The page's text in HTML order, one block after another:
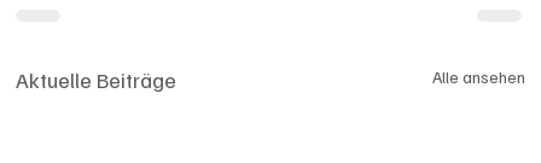
Aktuelle Beiträge Alle ansehen